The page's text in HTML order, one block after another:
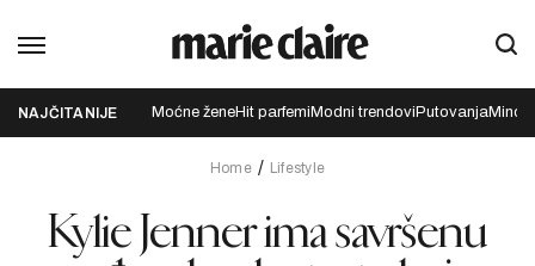
NAJČITANIJE Moćne ženeHit parfemi Modni trendovi Putovanja
Home Lifestyle
Kylie Jenner ima savršenu